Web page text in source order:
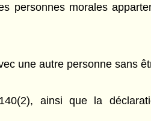
personnes morales
une autre personne sans
ainsi que la